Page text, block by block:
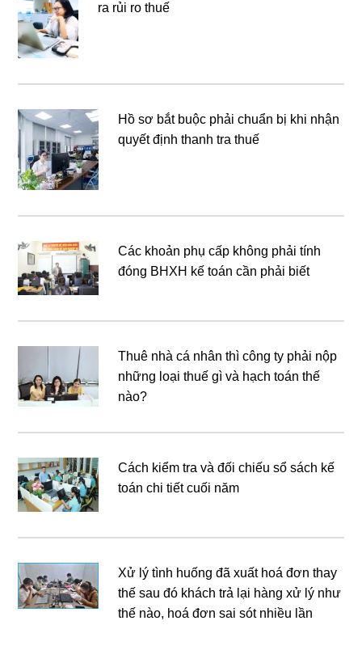
ra rủi ro thuế
Hồ sơ bắt buộc phải chuẩn bị khi nhận
quyết định thanh tra thuế
Các khoản phụ cấp không phải tính
đóng BHXH kế toán cần phải biết
Thuê nhà cá nhân thì công ty phải nộp
những loại thuế gì và hạch toán thế
nào?
Cách kiểm tra và đối chiếu sổ sách kế
toán chi tiết cuối năm
Xử lý tình huống đã xuất hoá đơn thay
thế sau đó khách trả lại hàng xử lý như
thế nào, hoá đơn sai sót nhiều lần